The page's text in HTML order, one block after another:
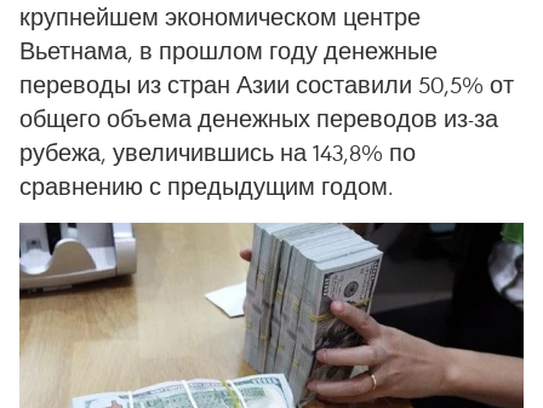
крупнейшем экономическом центре
Вьетнама, в прошлом году денежные
переводы из стран Азии составили 50,5% от
общего объема денежных переводов из-за
рубежа, увеличившись на 143,8% по
сравнению с предыдущим годом.